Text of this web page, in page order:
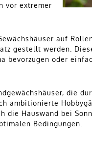
vor extremer
auf
gestellt werden.
bevorzugen oder
die
ambitionierte
die Hauswand bei
Bedingungen.